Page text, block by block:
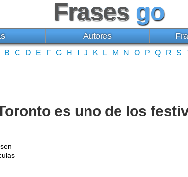
Frases go
Autores
B C D E F G H J K L M N O P Q R S
es uno de los